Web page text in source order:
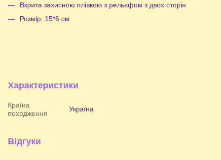
Вкрита захисною плівкою з рельєфом з двох сторін
Розмір: 15*6 см
Характеристики
Країна
походження
Україна
Відгуки